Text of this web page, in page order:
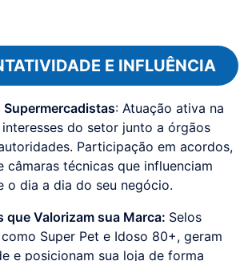
E INFLUÊNCIA
Supermercadistas: Atuação ativa na
do setor junto a órgãos
Participação em acordos,
câmaras técnicas que influenciam
o dia a dia do seu negócio.
que Valorizam sua Marca: Selos
Super Pet e Idoso 80+, geram
e posicionam sua loja de forma